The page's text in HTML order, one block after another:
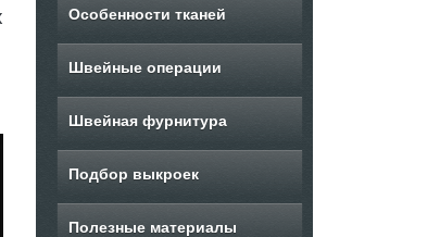
Особенности тканей
Швейные операции
Швейная фурнитура
Подбор выкроек
Полезные материалы